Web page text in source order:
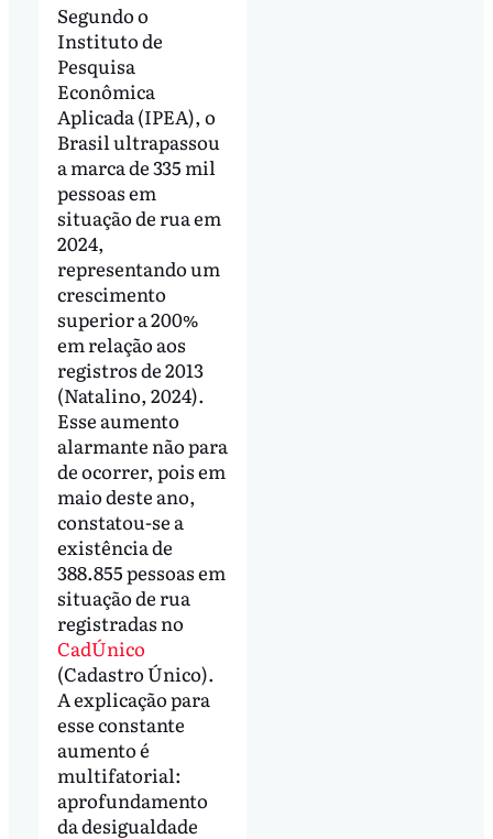
Segundo o
Instituto de
Pesquisa
Econômica
Aplicada (IPEA), o
Brasil ultrapassou
a marca de 335 mil
pessoas em
situação de rua em
2024,
representando um
crescimento
superior a 200%
em relação aos
registros de 2013
(Natalino, 2024).
Esse aumento
alarmante não para
de ocorrer, pois em
maio deste ano,
constatou-se a
existência de
388.855 pessoas em
situação de rua
registradas no
CadÚnico
(Cadastro Único).
A explicação para
esse constante
aumento é
multifatorial:
aprofundamento
da desigualdade